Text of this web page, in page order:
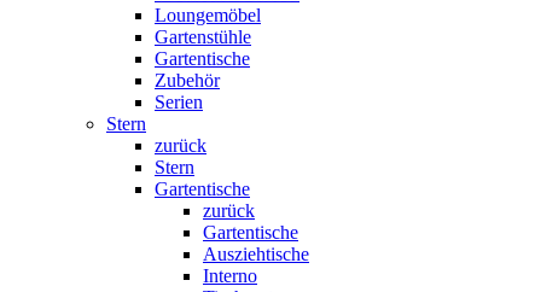
Loungemöbel
Gartenstühle
Gartentische
Zubehör
Serien
Stern
zurück
Stern
Gartentische
zurück
Gartentische
Ausziehtische
Interno